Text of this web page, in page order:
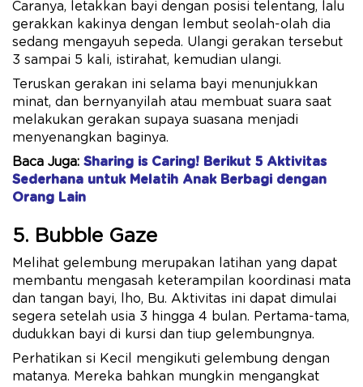
Caranya, letakkan bayi dengan posisi telentang, lalu
gerakkan kakinya dengan lembut seolah-olah dia
sedang mengayuh sepeda. Ulangi gerakan tersebut
3 sampai 5 kali, istirahat, kemudian ulangi.
Teruskan gerakan ini selama bayi menunjukkan
minat, dan bernyanyilah atau membuat suara saat
melakukan gerakan supaya suasana menjadi
menyenangkan baginya.
Baca Juga: Sharing is Caring! Berikut 5 Aktivitas
Sederhana untuk Melatih Anak Berbagi dengan
Orang Lain
5. Bubble Gaze
Melihat gelembung merupakan latihan yang dapat
membantu mengasah keterampilan koordinasi mata
dan tangan bayi, lho, Bu. Aktivitas ini dapat dimulai
segera setelah usia 3 hingga 4 bulan. Pertama-tama,
dudukkan bayi di kursi dan tiup gelembungnya.
Perhatikan si Kecil mengikuti gelembung dengan
matanya. Mereka bahkan mungkin mengangkat